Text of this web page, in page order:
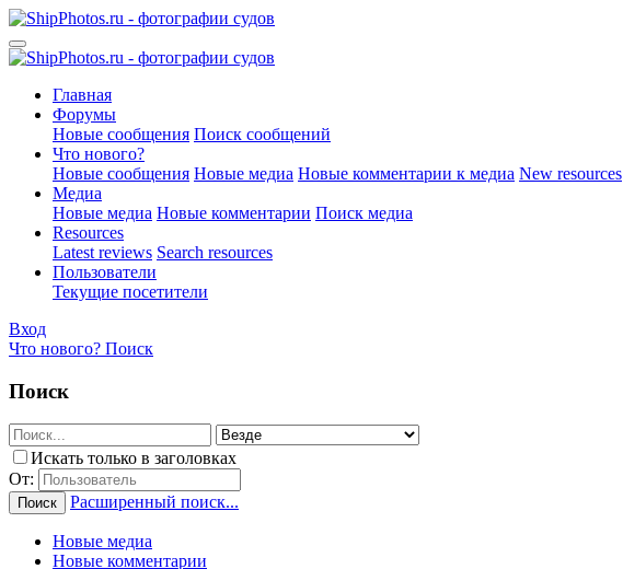
Главная
Форумы
Новые сообщения Поиск сообщений
Что нового?
Новые сообщения Новые медиа Новые комментарии к медиа New resources
Медиа
Новые медиа Новые комментарии Поиск медиа
Resources
Latest reviews Search resources
Пользователи
Текущие посетители
Вход
Что нового? Поиск
Поиск
Искать только в заголовках
От:
Поиск Расширенный поиск...
Новые медиа
Новые комментарии